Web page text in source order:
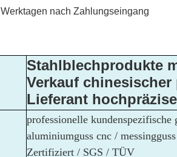
nach Zahlungseingang
Stahlblechprodukte
Verkauf
Lieferant
professionelle
aluminiumguss cnc /
Zertifiziert / SGS / TÜV